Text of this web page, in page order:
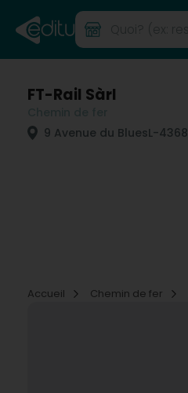
FT-Rail Sàrl
9 Avenue du BluesL-4368
Accueil
Chemin de fer